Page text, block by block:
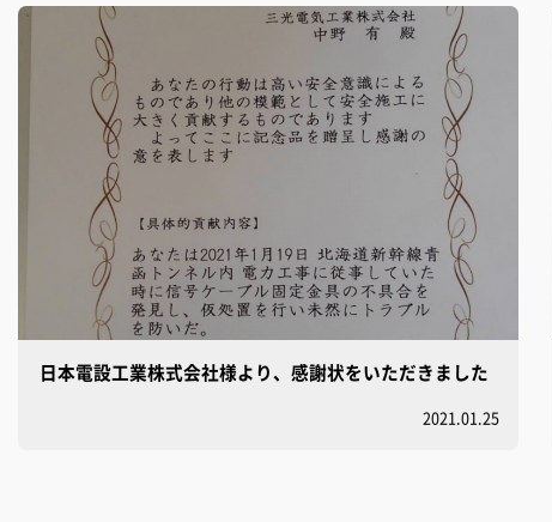
日本電設工業株式会社様より、感謝状をいただきました
2021.01.25